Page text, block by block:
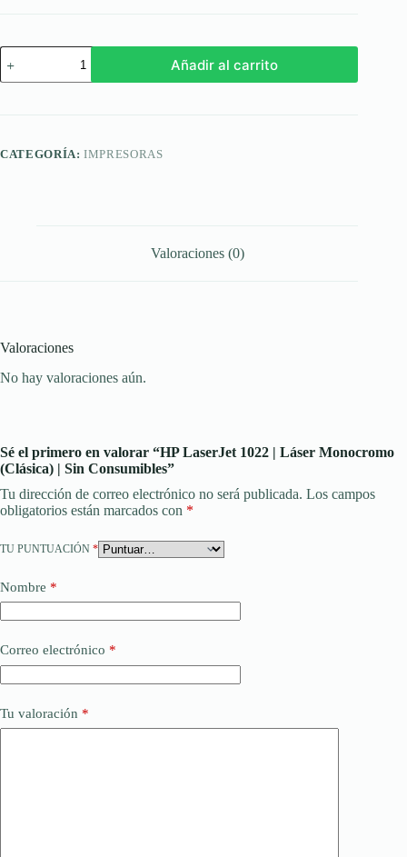
HP
LaserJet
1022
|
Añadir al carrito
CATEGORÍA:IMPRESORAS
Valoraciones (0)
Valoraciones
No hay valoraciones aún.
Sé el primero en valorar “HP LaserJet 1022 | Láser Monocromo
(Clásica) | Sin Consumibles”
Tu dirección de correo electrónico no será publicada. Los campos
obligatorios están marcados con *
TU PUNTUACIÓN *
Nombre *
Correo electrónico *
Tu valoración *